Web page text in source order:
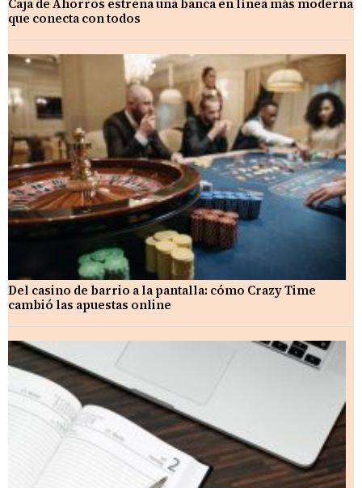
Caja de Ahorros estrena una banca en línea más moderna
que conecta con todos
Del casino de barrio a la pantalla: cómo Crazy Time
cambió las apuestas online